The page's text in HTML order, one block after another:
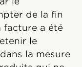
de la fin
facture a été
le
la mesure